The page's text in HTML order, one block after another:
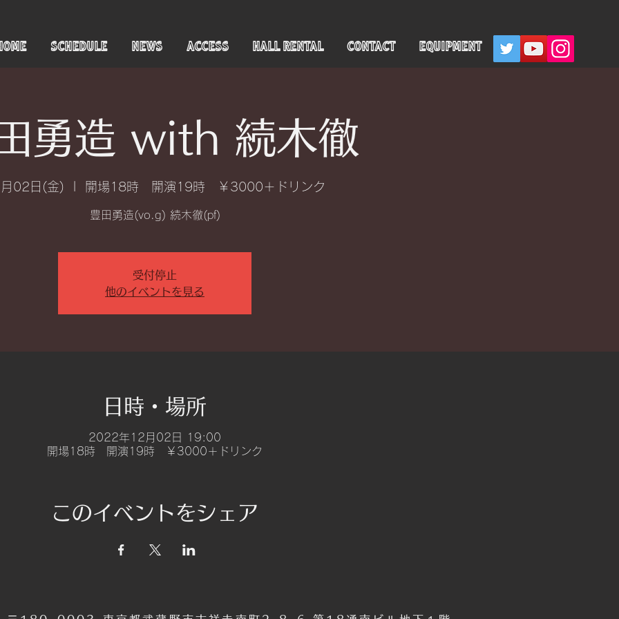
SCHEDULE NEWS ACCESS HALL RENTAL CONTACT EQUIPMENT
勇造 with 続木徹
02日(金) 開場18時 開演19時 ￥3000＋ドリンク
豊田勇造(vo.g) 続木徹(pf)
受付停止
他のイベントを見る
日時・場所
2022年12月02日 19:00
開場18時 開演19時 ￥3000＋ドリンク
このイベントをシェア